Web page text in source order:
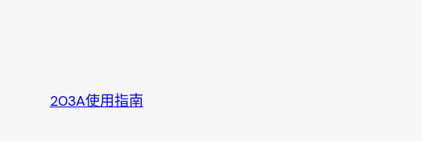
203A使用指南